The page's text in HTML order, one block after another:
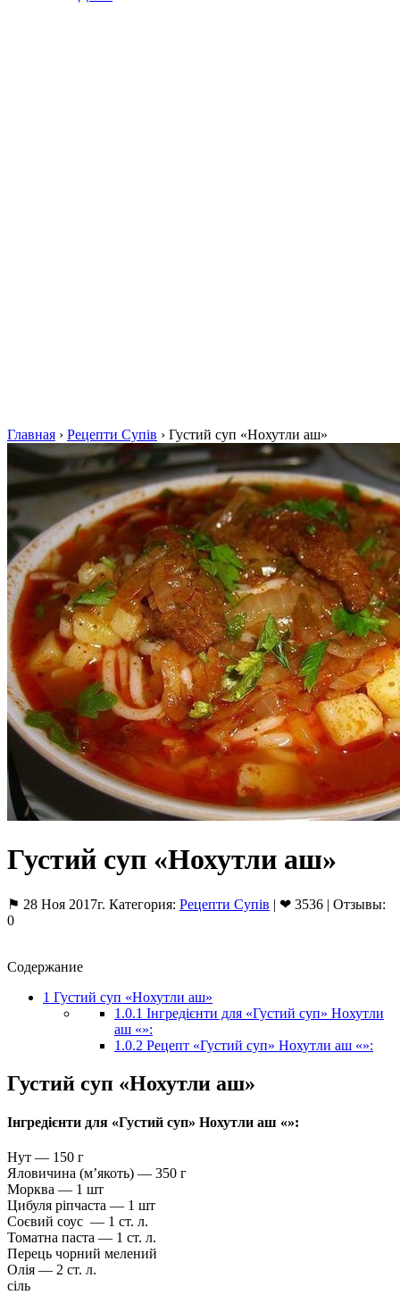
Главная › Рецепти Супів › Густий суп «Нохутли аш»
Густий суп «Нохутли аш»
⚑ 28 Ноя 2017г. Категория: Рецепти Супів | ❤ 3536 | Отзывы:
0
Содержание
1 Густий суп «Нохутли аш»
1.0.1 Інгредієнти для «Густий суп» Нохутли
аш «»:
1.0.2 Рецепт «Густий суп» Нохутли аш «»:
Густий суп «Нохутли аш»
Інгредієнти для «Густий суп» Нохутли аш «»:
Нут — 150 г
Яловичина (м’якоть) — 350 г
Морква — 1 шт
Цибуля ріпчаста — 1 шт
Соєвий соус — 1 ст. л.
Томатна паста — 1 ст. л.
Перець чорний мелений
Олія — ​​2 ст. л.
сіль